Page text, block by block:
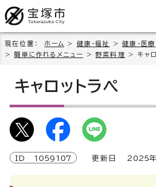
現在位置： ホーム > 健康・福祉 >健康・医療
>簡単に作れるメニュー >野菜料理 > キャロ
キャロットラぺ
ID 1059107 更新日 2025年